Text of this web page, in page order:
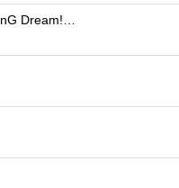
Dream!…